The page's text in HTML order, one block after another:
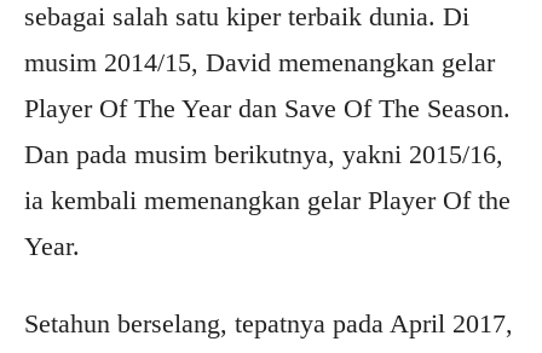
sebagai salah satu kiper terbaik dunia. Di
musim 2014/15, David memenangkan gelar
Player Of The Year dan Save Of The Season.
Dan pada musim berikutnya, yakni 2015/16,
ia kembali memenangkan gelar Player Of the
Year.
Setahun berselang, tepatnya pada April 2017,